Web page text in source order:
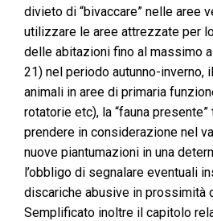
divieto di “bivaccare” nelle aree
utilizzare le aree attrezzate per
delle abitazioni fino al massimo
21) nel periodo autunno-inverno,
animali in aree di primaria
rotatorie etc), la “fauna
prendere in considerazione nel
nuove piantumazioni in una
l’obbligo di segnalare eventuali
discariche abusive in prossimità
Semplificato inoltre il capitolo